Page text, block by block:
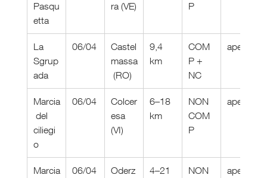
Pasqu
etta
ra (VE)
P
La
Sgrup
ada
06/04
Castel
massa
(RO)
9,4
km
COM
P +
NC
aperte
Marcia
del
ciliegi
o
06/04
Colcer
esa
(VI)
6–18
km
NON
COM
P
aperte
Marcia
06/04
Oderz
4–21
NON
aperte